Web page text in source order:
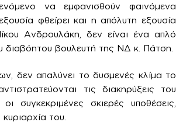
να εμφανισθούν φαινόμενα
φθείρει και η απόλυτη εξουσία
Ανδρουλάκη, δεν είναι ένα απλό
διαβόητου βουλευτή της ΝΔ κ. Πάτση.
δεν απαλύνει το δυσμενές κλίμα το
τις διακηρύξεις του
συγκεκριμένες σκιερές υποθέσεις,
του.